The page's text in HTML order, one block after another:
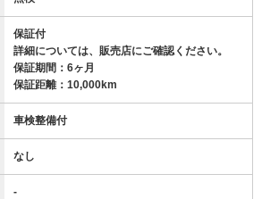
保証付
詳細については、販売店にご確認ください。
保証期間：6ヶ月
保証距離：10,000km
車検整備付
なし
-